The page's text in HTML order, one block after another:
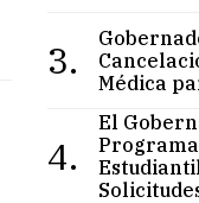
3.
Médica
4.
El
Programa